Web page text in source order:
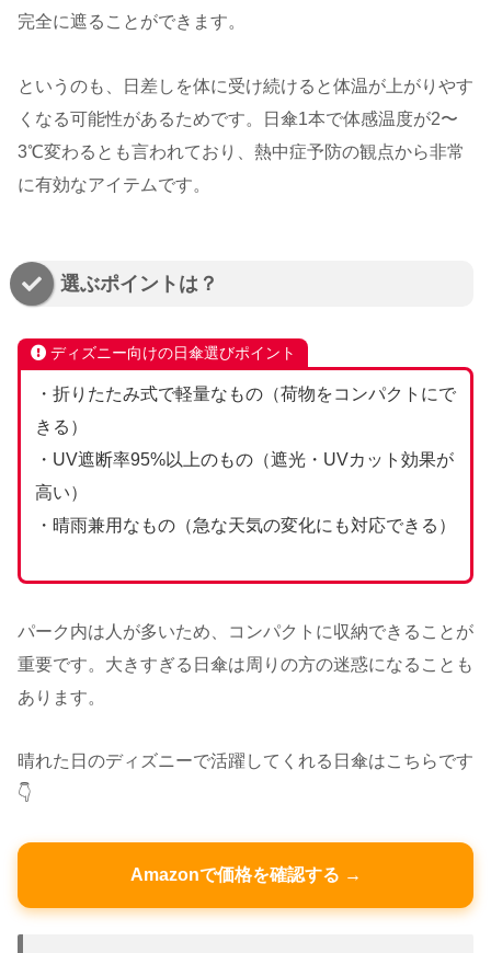
完全に遮ることができます。
というのも、日差しを体に受け続けると体温が上がりやす
くなる可能性があるためです。日傘1本で体感温度が2〜
3℃変わるとも言われており、熱中症予防の観点から非常
に有効なアイテムです。
選ぶポイントは？
ディズニー向けの日傘選びポイント
・折りたたみ式で軽量なもの（荷物をコンパクトにで
きる）
・UV遮断率95%以上のもの（遮光・UVカット効果が
高い）
・晴雨兼用なもの（急な天気の変化にも対応できる）
パーク内は人が多いため、コンパクトに収納できることが
重要です。大きすぎる日傘は周りの方の迷惑になることも
あります。
晴れた日のディズニーで活躍してくれる日傘はこちらです
👇
Amazonで価格を確認する →